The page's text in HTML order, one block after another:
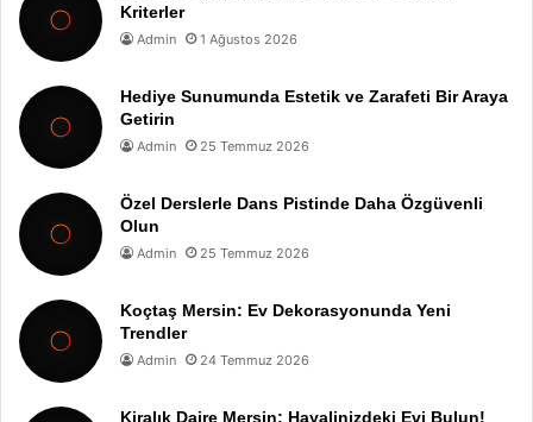
Kriterler
Admin 1 Ağustos 2026
Hediye Sunumunda Estetik ve Zarafeti Bir Araya
Getirin
Admin 25 Temmuz 2026
Özel Derslerle Dans Pistinde Daha Özgüvenli
Olun
Admin 25 Temmuz 2026
Koçtaş Mersin: Ev Dekorasyonunda Yeni
Trendler
Admin 24 Temmuz 2026
Kiralık Daire Mersin: Hayalinizdeki Evi Bulun!